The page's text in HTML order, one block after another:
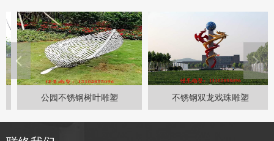
公园不锈钢树叶雕塑 不锈钢双龙戏珠雕塑